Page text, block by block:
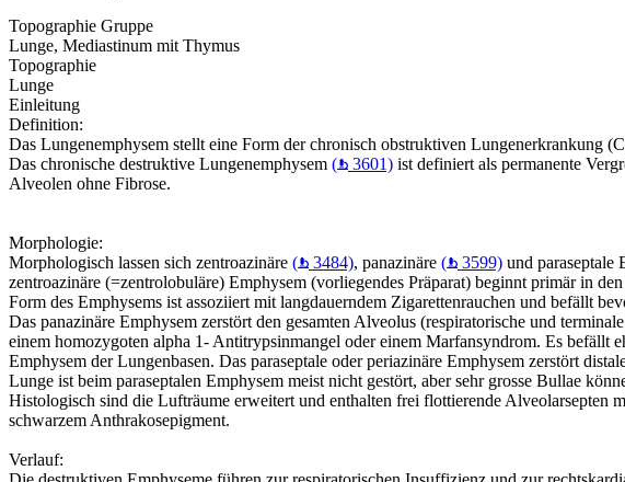
Topographie Gruppe
Lunge, Mediastinum mit Thymus
Topographie
Lunge
Einleitung
Definition:
Das Lungenemphysem stellt eine Form der chronisch obstruktiven Lungenerkrankung
Das chronische destruktive Lungenemphysem ( 3601) ist definiert als permanente
Alveolen ohne Fibrose.
Morphologie:
Morphologisch lassen sich zentroazinäre ( 3484), panazinäre ( 3599) und paraseptale
zentroazinäre (=zentrolobuläre) Emphysem (vorliegendes Präparat) beginnt primär in
Form des Emphysems ist assoziiert mit langdauerndem Zigarettenrauchen und befällt
Das panazinäre Emphysem zerstört den gesamten Alveolus (respiratorische und
einem homozygoten alpha 1- Antitrypsinmangel oder einem Marfansyndrom. Es befällt
Emphysem der Lungenbasen. Das paraseptale oder periazinäre Emphysem zerstört
Lunge ist beim paraseptalen Emphysem meist nicht gestört, aber sehr grosse Bullae
Histologisch sind die Lufträume erweitert und enthalten frei flottierende
schwarzem Anthrakosepigment.
Verlauf: